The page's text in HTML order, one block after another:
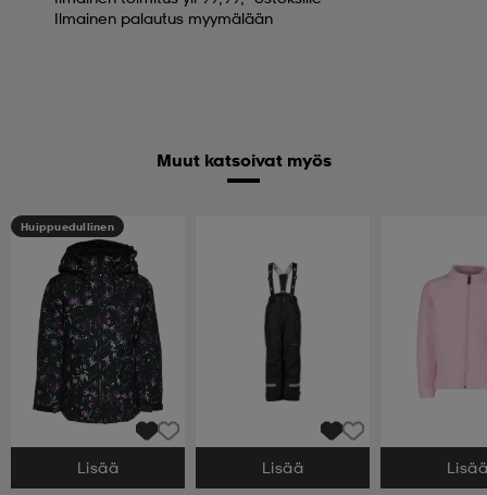
Ilmainen palautus myymälään
Muut katsoivat myös
Huippuedullinen
Valitse Koko
Lisää Valitse Koko
Lisää Valitse Koko